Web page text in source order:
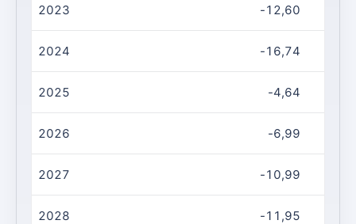
2023 -12,60
2024 -16,74
2025 -4,64
2026 -6,99
2027 -10,99
2028 -11,95